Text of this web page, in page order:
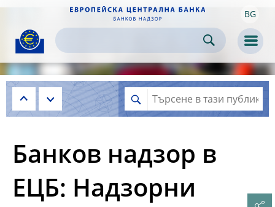
Skip to
content BG
Банков надзор в
ЕЦБ: Надзорни